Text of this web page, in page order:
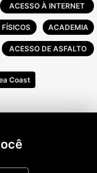
de
acima de
de entrada
pedestre,
perímetro
a
de
e
ACESSO À INTERNET
FÍSICOS ACADEMIA
ACESSO DE ASFALTO
Coast